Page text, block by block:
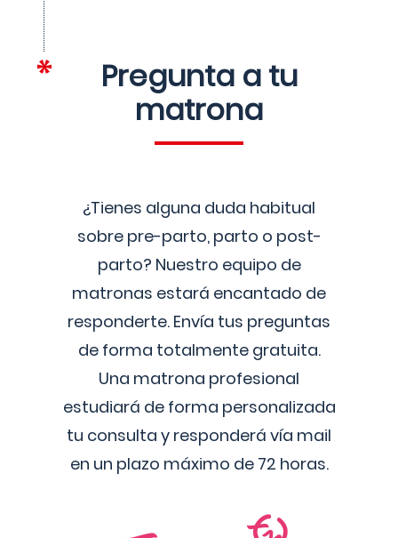
Pregunta a tu
matrona
¿Tienes alguna duda habitual
sobre pre-parto, parto o post-
parto? Nuestro equipo de
matronas estará encantado de
responderte. Envía tus preguntas
de forma totalmente gratuita.
Una matrona profesional
estudiará de forma personalizada
tu consulta y responderá vía mail
en un plazo máximo de 72 horas.